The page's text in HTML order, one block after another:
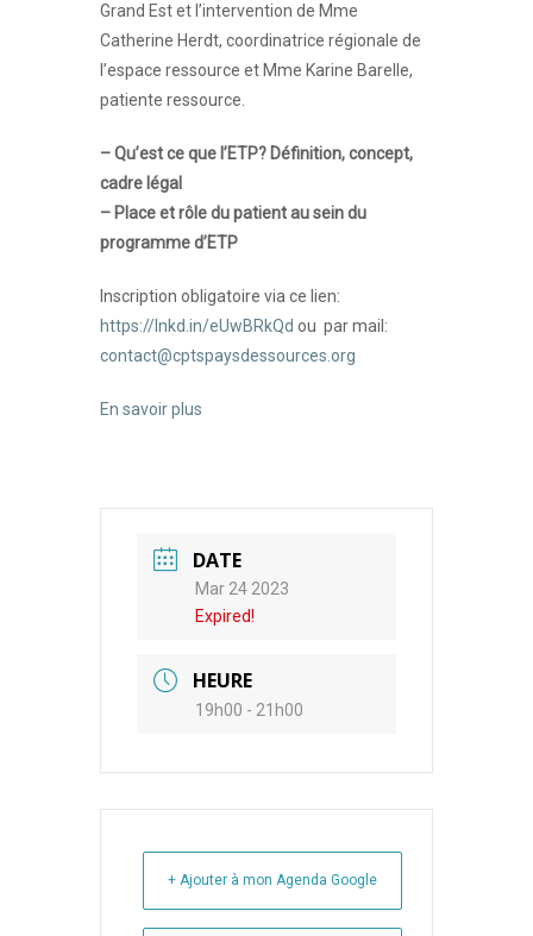
Grand Est et l’intervention de Mme
Catherine Herdt, coordinatrice régionale de
l’espace ressource et Mme Karine Barelle,
patiente ressource.
– Qu’est ce que l’ETP? Définition, concept,
cadre légal
– Place et rôle du patient au sein du
programme d’ETP
Inscription obligatoire via ce lien:
https://lnkd.in/eUwBRkQd ou par mail:
contact@cptspaysdessources.org
En savoir plus
DATE
Mar 24 2023
Expired!
HEURE
19h00 - 21h00
+ Ajouter à mon Agenda Google